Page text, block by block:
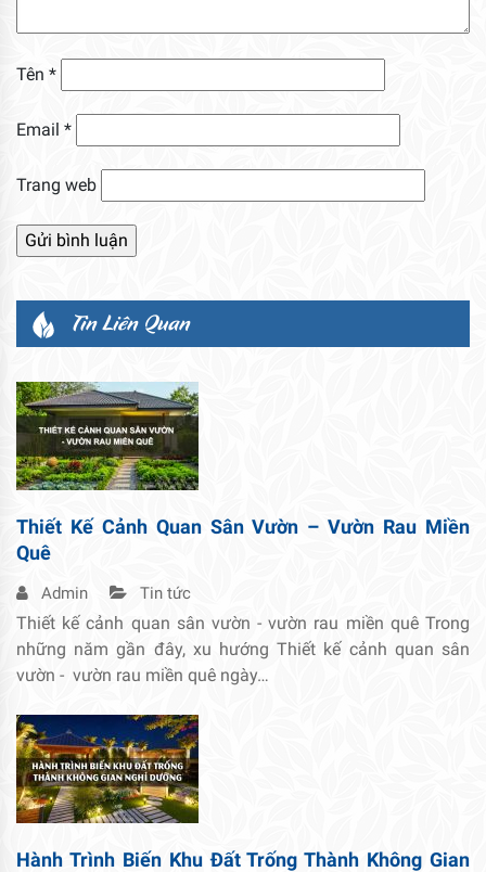
Tên *
Email *
Trang web
Tin Liên Quan
Thiết Kế Cảnh Quan Sân Vườn – Vườn Rau Miền
Quê
Admin Tin tức
Thiết kế cảnh quan sân vườn - vườn rau miền quê Trong
những năm gần đây, xu hướng Thiết kế cảnh quan sân
vườn - vườn rau miền quê ngày…
Hành Trình Biến Khu Đất Trống Thành Không Gian